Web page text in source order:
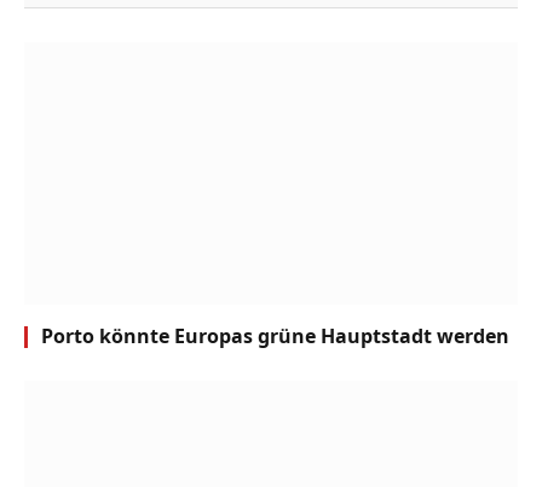
Porto könnte Europas grüne Hauptstadt werden